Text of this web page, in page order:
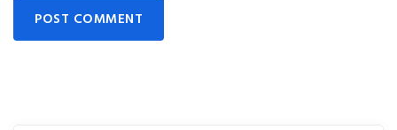
POST COMMENT